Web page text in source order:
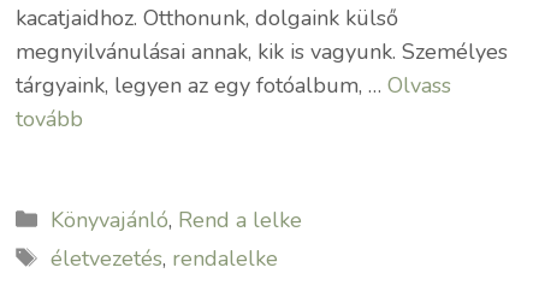
kacatjaidhoz. Otthonunk, dolgaink külső
megnyilvánulásai annak, kik is vagyunk. Személyes
tárgyaink, legyen az egy fotóalbum, …Olvass
tovább
Kategória
Könyvajánló, Rend a lelke
Címkék
életvezetés, rendalelke